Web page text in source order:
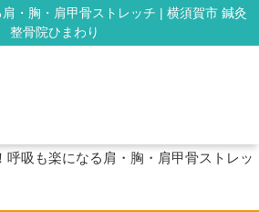
・胸・肩甲骨ストレッチ | 横須賀市 鍼灸
整骨院ひまわり
呼吸も楽になる肩・胸・肩甲骨ストレッ